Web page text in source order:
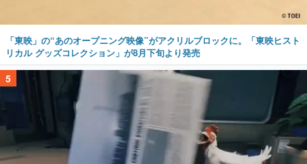
「東映」の“あのオープニング映像”がアクリルブロックに。「東映ヒスト
リカル グッズコレクション」が8月下旬より発売
5